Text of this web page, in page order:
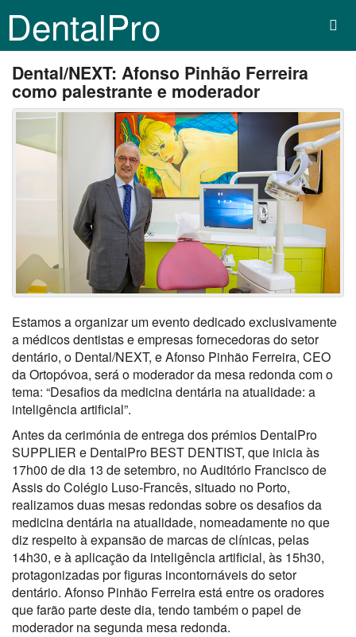
DentalPro
Dental/NEXT: Afonso Pinhão Ferreira
como palestrante e moderador
Estamos a organizar um evento dedicado exclusivamente
a médicos dentistas e empresas fornecedoras do setor
dentário, o Dental/NEXT, e Afonso Pinhão Ferreira, CEO
da Ortopóvoa, será o moderador da mesa redonda com o
tema: “Desafios da medicina dentária na atualidade: a
inteligência artificial”.
Antes da cerimónia de entrega dos prémios DentalPro
SUPPLIER e DentalPro BEST DENTIST, que inicia às
17h00 de dia 13 de setembro, no Auditório Francisco de
Assis do Colégio Luso-Francês, situado no Porto,
realizamos duas mesas redondas sobre os desafios da
medicina dentária na atualidade, nomeadamente no que
diz respeito à expansão de marcas de clínicas, pelas
14h30, e à aplicação da inteligência artificial, às 15h30,
protagonizadas por figuras incontornáveis do setor
dentário. Afonso Pinhão Ferreira está entre os oradores
que farão parte deste dia, tendo também o papel de
moderador na segunda mesa redonda.